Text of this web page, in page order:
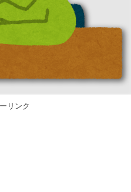
リンク